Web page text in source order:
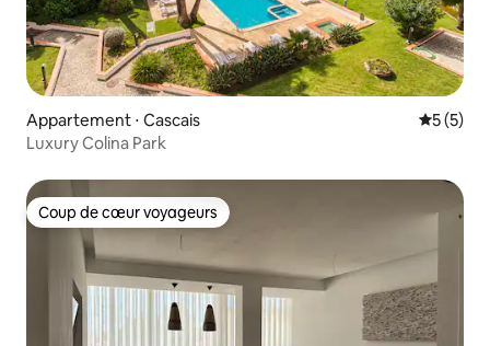
Appartement ⋅ Cascais
5 (5)
Luxury Colina Park
Coup de cœur voyageurs
Coup de cœur voyageurs